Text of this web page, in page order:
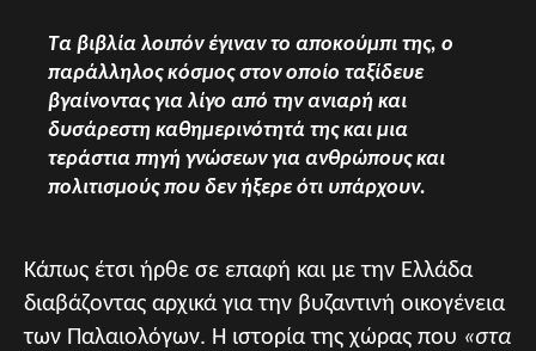
Τα βιβλία λοιπόν έγιναν το αποκούμπι της, ο
παράλληλος κόσμος στον οποίο ταξίδευε
βγαίνοντας για λίγο από την ανιαρή και
δυσάρεστη καθημερινότητά της και μια
τεράστια πηγή γνώσεων για ανθρώπους και
πολιτισμούς που δεν ήξερε ότι υπάρχουν.
Κάπως έτσι ήρθε σε επαφή και με την Ελλάδα
διαβάζοντας αρχικά για την βυζαντινή οικογένεια
των Παλαιολόγων. Η ιστορία της χώρας που «στα